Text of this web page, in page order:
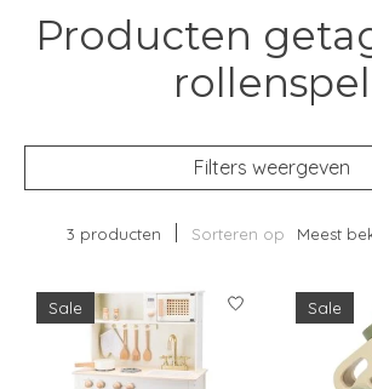
Producten
rollenspel
Filters weergeven
3 producten Sorteren op Meest
Sale Sale